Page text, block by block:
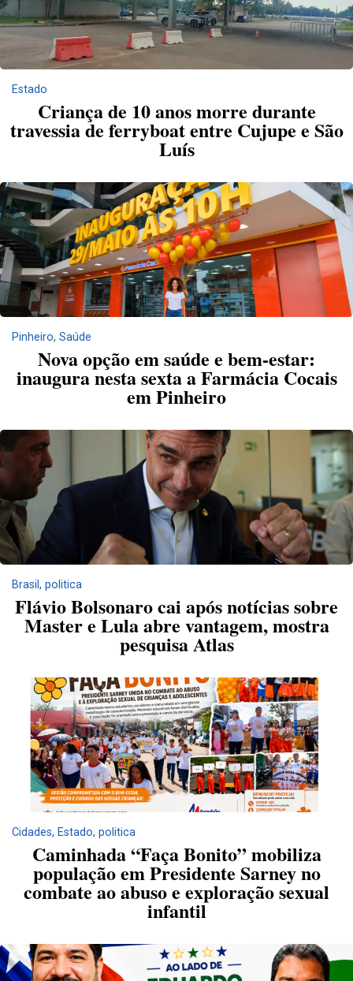
Estado
Criança de 10 anos morre durante
travessia de ferryboat entre Cujupe e São
Luís
Pinheiro, Saúde
Nova opção em saúde e bem-estar:
inaugura nesta sexta a Farmácia Cocais
em Pinheiro
Brasil , politica
Flávio Bolsonaro cai após notícias sobre
Master e Lula abre vantagem, mostra
pesquisa Atlas
Cidades, Estado, politica
Caminhada “Faça Bonito” mobiliza
população em Presidente Sarney no
combate ao abuso e exploração sexual
infantil